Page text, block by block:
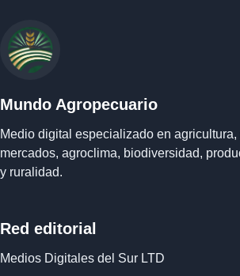
Mundo Agropecuario
Medio digital especializado en agricultura,
mercados, agroclima, biodiversidad,
y ruralidad.
Red editorial
Medios Digitales del Sur LTD